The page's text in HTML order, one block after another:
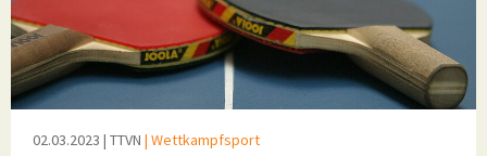
02.03.2023 | TTVN | Wettkampfsport